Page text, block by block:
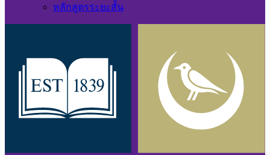
หลักสูตรระยะสั้น